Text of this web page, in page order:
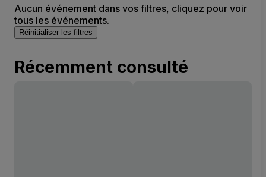
Aucun événement dans vos filtres, cliquez pour voir
tous les événements.
Réinitialiser les filtres
Récemment consulté